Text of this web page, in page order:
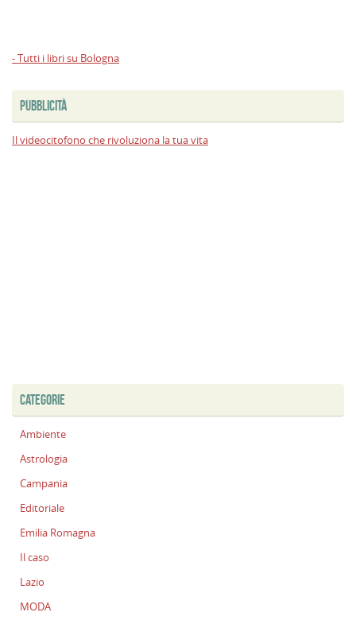
- Tutti i libri su Bologna
PUBBLICITÀ
Il videocitofono che rivoluziona la tua vita
CATEGORIE
Ambiente
Astrologia
Campania
Editoriale
Emilia Romagna
Il caso
Lazio
MODA